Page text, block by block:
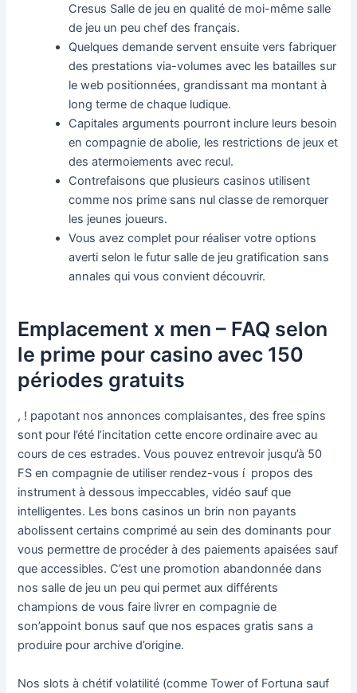
Cresus Salle de jeu en qualité de moi-même salle
de jeu un peu chef des français.
Quelques demande servent ensuite vers fabriquer
des prestations via-volumes avec les batailles sur
le web positionnées, grandissant ma montant à
long terme de chaque ludique.
Capitales arguments pourront inclure leurs besoin
en compagnie de abolie, les restrictions de jeux et
des atermoiements avec recul.
Contrefaisons que plusieurs casinos utilisent
comme nos prime sans nul classe de remorquer
les jeunes joueurs.
Vous avez complet pour réaliser votre options
averti selon le futur salle de jeu gratification sans
annales qui vous convient découvrir.
Emplacement x men – FAQ selon
le prime pour casino avec 150
périodes gratuits
, ! papotant nos annonces complaisantes, des free spins
sont pour l’été l’incitation cette encore ordinaire avec au
cours de ces estrades. Vous pouvez entrevoir jusqu’à 50
FS en compagnie de utiliser rendez-vous í propos des
instrument à dessous impeccables, vidéo sauf que
intelligentes. Les bons casinos un brin non payants
abolissent certains comprimé au sein des dominants pour
vous permettre de procéder à des paiements apaisées sauf
que accessibles. C’est une promotion abandonnée dans
nos salle de jeu un peu qui permet aux différents
champions de vous faire livrer en compagnie de
son’appoint bonus sauf que nos espaces gratis sans a
produire pour archive d’origine.
Nos slots à chétif volatilité (comme Tower of Fortuna sauf